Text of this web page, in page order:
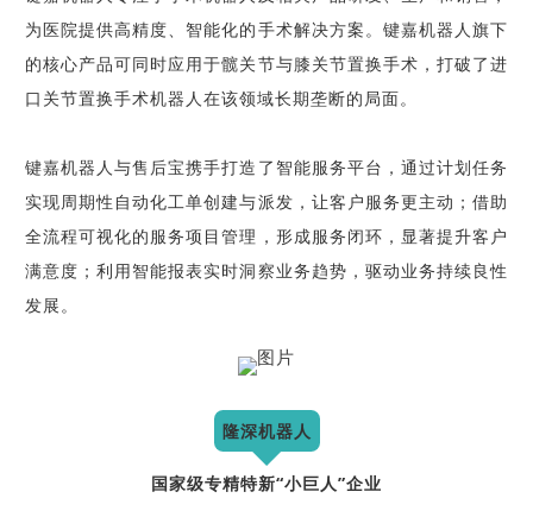
为医院提供高精度、智能化的手术解决方案。键嘉机器人旗下
的核心产品可同时应用于髋关节与膝关节置换手术，打破了进
口关节置换手术机器人在该领域长期垄断的局面。
键嘉机器人与售后宝携手打造了智能服务平台，通过计划任务
实现周期性自动化工单创建与派发，让客户服务更主动；借助
全流程可视化的服务项目管理，形成服务闭环，显著提升客户
满意度；利用智能报表实时洞察业务趋势，驱动业务持续良性
发展。
隆深机器人
国家级专精特新“小巨人”企业